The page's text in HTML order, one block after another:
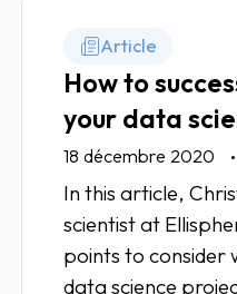
Article
How to
your data
18 décembre 2020
In this article,
scientist at
points to consider
data science